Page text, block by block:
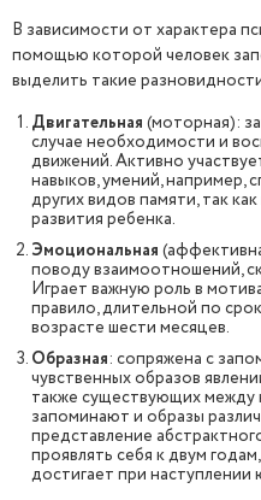
В зависимости от характера
помощью которой человек
выделить такие
Двигательная (моторная):
случае необходимости и
движений. Активно
навыков, умений, например,
других видов памяти, так
развития ребенка.
Эмоциональная
поводу взаимоотношений,
Играет важную роль в
правило, длительной по
возрасте шести месяцев.
Образная: сопряжена с
чувственных образов
также существующих
запоминают и образы
представление
проявлять себя к двум
достигает при наступлении